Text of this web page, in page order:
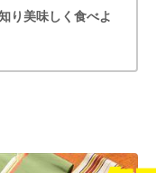
り美味しく食べよ